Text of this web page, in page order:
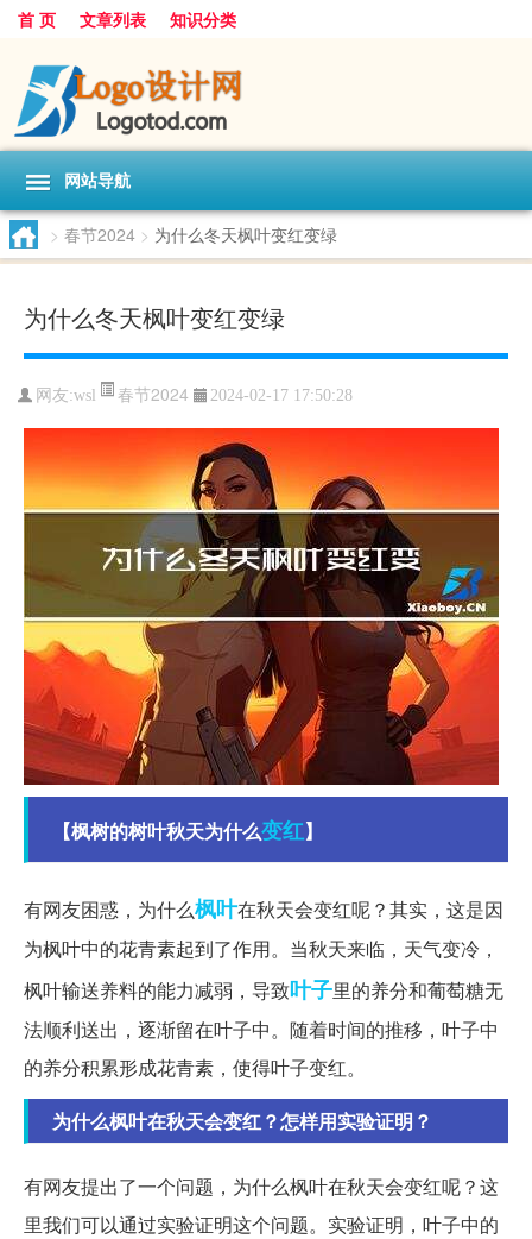
首 页 文章列表 知识分类
网站导航
> 春节2024 > 为什么冬天枫叶变红变绿
为什么冬天枫叶变红变绿
网友:wsl 春节2024 2024-02-17 17:50:28
【枫树的树叶秋天为什么变红】
有网友困惑，为什么枫叶在秋天会变红呢？其实，这是因
为枫叶中的花青素起到了作用。当秋天来临，天气变冷，
枫叶输送养料的能力减弱，导致叶子里的养分和葡萄糖无
法顺利送出，逐渐留在叶子中。随着时间的推移，叶子中
的养分积累形成花青素，使得叶子变红。
为什么枫叶在秋天会变红？怎样用实验证明？
有网友提出了一个问题，为什么枫叶在秋天会变红呢？这
里我们可以通过实验证明这个问题。实验证明，叶子中的